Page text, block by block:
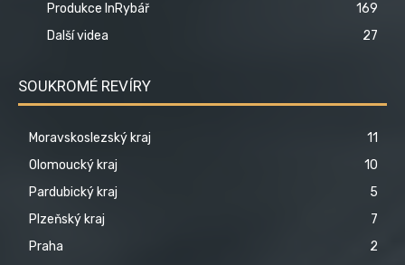
Produkce InRybář
169
Další videa
27
SOUKROMÉ REVÍRY
Moravskoslezský kraj
11
Olomoucký kraj
10
Pardubický kraj
5
Plzeňský kraj
7
Praha
2